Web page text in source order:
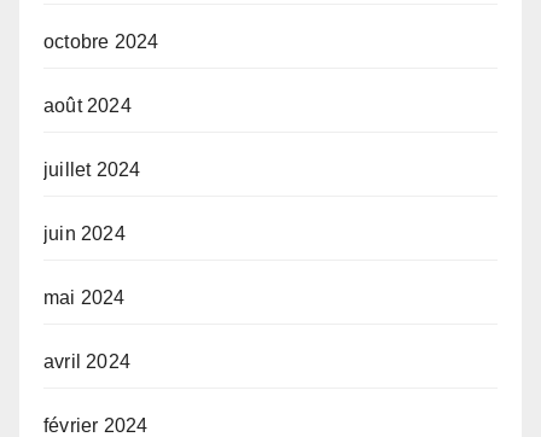
octobre 2024
août 2024
juillet 2024
juin 2024
mai 2024
avril 2024
février 2024